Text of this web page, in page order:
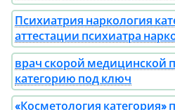
Психиатрия наркология
аттестации психиатра
врач скорой медицинской
категорию под ключ
«Косметология категория»